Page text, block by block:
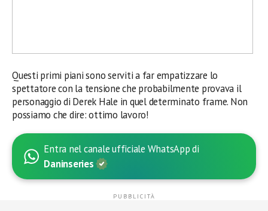
Questi primi piani sono serviti a far empatizzare lo
spettatore con la tensione che probabilmente provava il
personaggio di Derek Hale in quel determinato frame. Non
possiamo che dire: ottimo lavoro!
Entra nel canale ufficiale WhatsApp di
Daninseries